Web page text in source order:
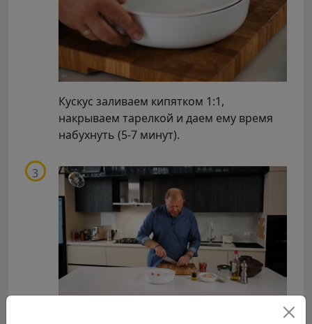
Кускус заливаем кипятком 1:1,
накрываем тарелкой и даем ему время
набухнуть (5-7 минут).